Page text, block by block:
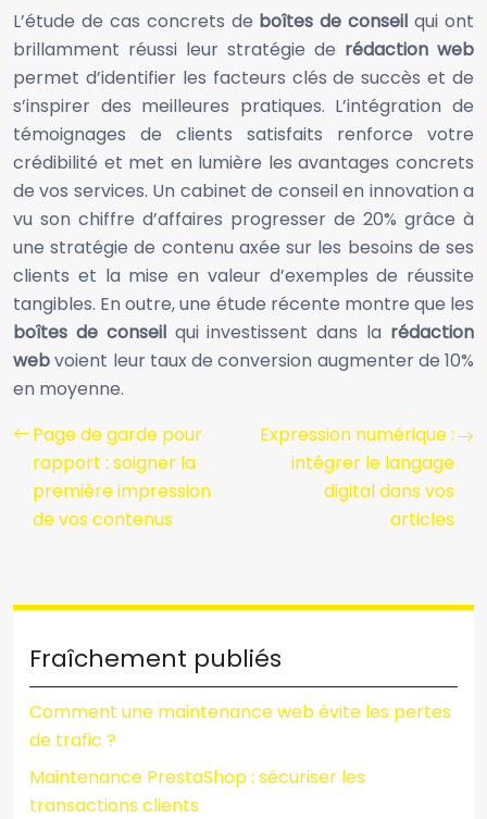
L’étude de cas concrets de boîtes de conseilqui ont
brillamment réussi leur stratégie de rédaction web
permet d’identifier les facteurs clés de succès et de
s’inspirer des meilleures pratiques. L’intégration de
témoignages de clients satisfaits renforce votre
crédibilité et met en lumière les avantages concrets
de vos services. Un cabinet de conseil en innovation a
vu son chiffre d’affaires progresser de 20% grâce à
une stratégie de contenu axée sur les besoins de ses
clients et la mise en valeur d’exemples de réussite
tangibles. En outre, une étude récente montre que les
boîtes de conseil qui investissent dans la rédaction
webvoient leur taux de conversion augmenter de 10%
en moyenne.
Page de garde pour
rapport : soigner la
première impression
de vos contenus
Expression numérique :
intégrer le langage
digital dans vos
articles
Fraîchement publiés
Comment une maintenance web évite les pertes
de trafic ?
Maintenance PrestaShop : sécuriser les
transactions clients